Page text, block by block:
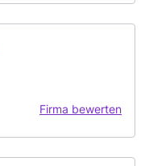
Firma bewerten